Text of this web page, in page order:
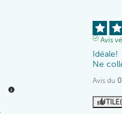
Avis
Idéale!
Ne
Avis du
UTILE